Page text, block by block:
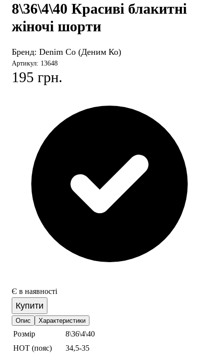
8\36\4\40 Красиві блакитні
жіночі шорти
Бренд: Denim Co (Деним Ко)
Артикул: 13648
195 грн.
Є в наявності
Купити
Опис Характеристики
Розмір
8\36\4\40
НОТ (пояс)
34,5-35